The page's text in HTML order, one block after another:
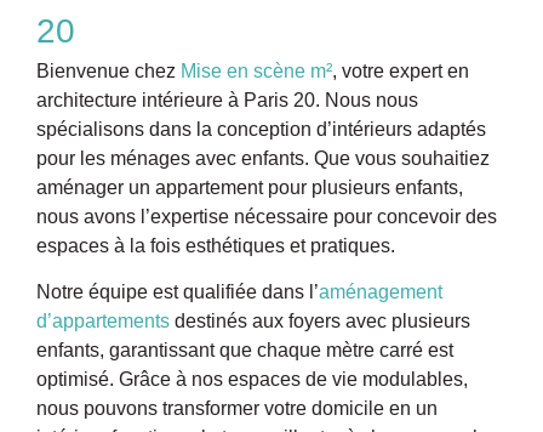
20
Bienvenue chez Mise en scène m², votre expert en
architecture intérieure à Paris 20. Nous nous
spécialisons dans la conception d’intérieurs adaptés
pour les ménages avec enfants. Que vous souhaitiez
aménager un appartement pour plusieurs enfants,
nous avons l’expertise nécessaire pour concevoir des
espaces à la fois esthétiques et pratiques.
Notre équipe estqualifiée dans l’aménagement
d’appartements destinés aux foyers avec plusieurs
enfants, garantissant que chaque mètre carré est
optimisé. Grâce à nos espaces de vie modulables,
nous pouvons transformer votre domicile en un